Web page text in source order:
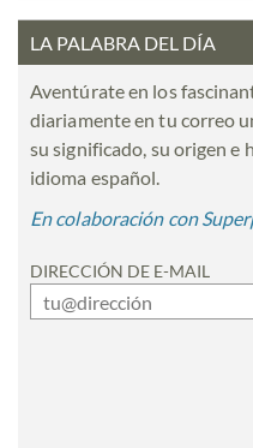
LA PALABRA DEL DÍA
Aventúrate en los
diariamente en tu correo
su significado, su origen e
idioma español.
En colaboración con
DIRECCIÓN DE E-MAIL